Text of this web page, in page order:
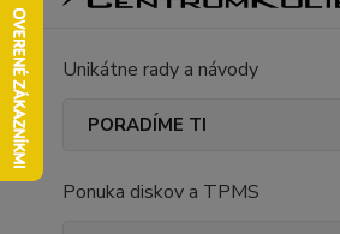
Unikátne rady a návody
PORADÍME TI
Ponuka diskov a TPMS